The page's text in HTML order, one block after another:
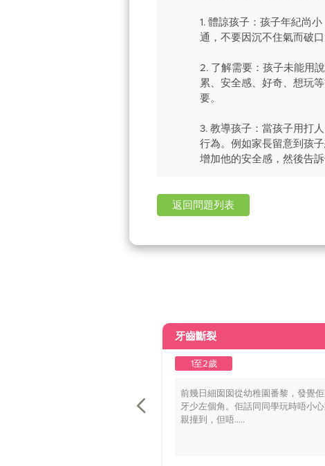
1. 體諒孩子：孩子年紀尚
通，不要因沉不住氣而破
2. 了解需要：孩子未能用
累、安全感、好奇、想玩
要。
3. 教導孩子：當孩子用打
行為。例如家長留意到孩
增加他的安全感，然後告
返回問題列表
牙齒斷裂
1至2歲
前幾日細囡囡從幼稚園番黎，發覺
牙少左個角。佢話同同學玩時唔小
親撞到，但唔.....